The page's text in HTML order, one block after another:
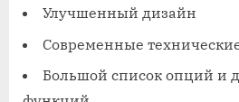
Улучшенный дизайн
Современные
Большой список опций и